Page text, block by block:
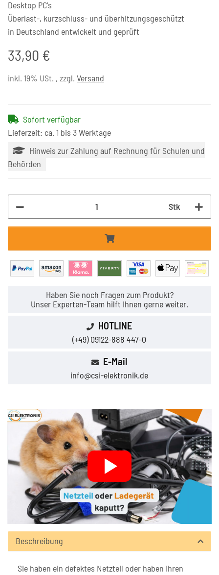
Desktop PC's
Überlast-, kurzschluss- und überhitzungsgeschützt
in Deutschland entwickelt und geprüft
33,90 €
inkl. 19% USt. , zzgl. Versand
Sofort verfügbar
Lieferzeit: ca. 1 bis 3 Werktage
Hinweis zur Zahlung auf Rechnung für Schulen und
Behörden
Stk
Haben Sie noch Fragen zum Produkt?
Unser Experten-Team hilft Ihnen gerne weiter.
HOTLINE
(+49) 09122-888 447-0
E-Mail
info@csi-elektronik.de
Beschreibung
Sie haben ein defektes Netzteil oder haben Ihren